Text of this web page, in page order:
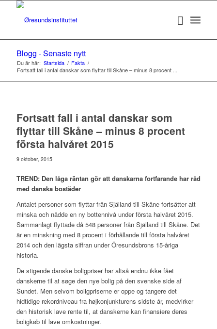
Blogg - Senaste nytt
Du är här: Startsida / Fakta /
Fortsatt fall i antal danskar som flyttar till Skåne – minus 8 procent ...
Fortsatt fall i antal danskar som
flyttar till Skåne – minus 8 procent
första halvåret 2015
9 oktober, 2015
TREND: Den låga räntan gör att danskarna fortfarande har råd
med danska bostäder
Antalet personer som flyttar från Själland till Skåne fortsätter att
minska och nådde en ny bottennivå under första halvåret 2015.
Sammanlagt flyttade då 548 personer från Själland till Skåne. Det
är en minskning med 8 procent i förhållande till första halvåret
2014 och den lägsta siffran under Öresundsbrons 15-åriga
historia.
De stigende danske boligpriser har altså endnu ikke fået
danskerne til at søge den nye bolig på den svenske side af
Sundet. Men selvom boligpriserne er oppe og tangere det
hidtidige rekordniveau fra højkonjunkturens sidste år, medvirker
den historisk lave rente til, at danskerne kan finansiere deres
boligkøb til lave omkostninger.